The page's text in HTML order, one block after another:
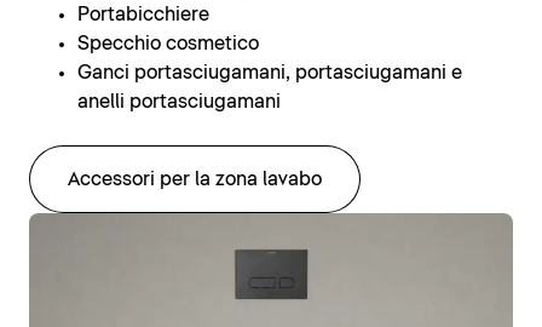
Portabicchiere
Specchio cosmetico
Ganci portasciugamani, portasciugamani e
anelli portasciugamani
Accessori per la zona lavabo